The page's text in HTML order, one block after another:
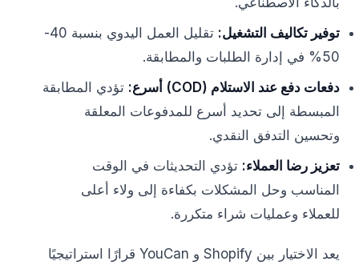
توفير تكاليف التشغيل:
تقليل العمل اليدوي بنسبة 40-
50% في إدارة الطلبات والمطابقة.
دفعات دفع عند الاستلام (COD) أسرع:
تؤدي المطابقة
المبسطة إلى تحديد أسرع للمدفوعات المعلقة
وتحسين التدفق النقدي.
تعزيز رضا العملاء: تؤدي التحديثات في الوقت
المناسب وحل المشكلات بكفاءة إلى ولاء أعلى
للعملاء وعمليات شراء متكررة.
يعد الاختيار بين Shopify و YouCan قرارًا استراتيجيًا